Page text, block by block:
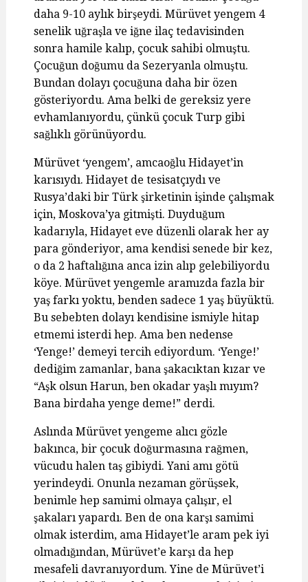
daha 9-10 aylık birşeydi. Mürüvet yengem 4
senelik uğraşla ve iğne ilaç tedavisinden
sonra hamile kalıp, çocuk sahibi olmuştu.
Çocuğun doğumu da Sezeryanla olmuştu.
Bundan dolayı çocuğuna daha bir özen
gösteriyordu. Ama belki de gereksiz yere
evhamlanıyordu, çünkü çocuk Turp gibi
sağlıklı görünüyordu.
Mürüvet ‘yengem’, amcaoğlu Hidayet’in
karısıydı. Hidayet de tesisatçıydı ve
Rusya’daki bir Türk şirketinin işinde çalışmak
için, Moskova’ya gitmişti. Duyduğum
kadarıyla, Hidayet eve düzenli olarak her ay
para gönderiyor, ama kendisi senede bir kez,
o da 2 haftalığına anca izin alıp gelebiliyordu
köye. Mürüvet yengemle aramızda fazla bir
yaş farkı yoktu, benden sadece 1 yaş büyüktü.
Bu sebebten dolayı kendisine ismiyle hitap
etmemi isterdi hep. Ama ben nedense
‘Yenge!’ demeyi tercih ediyordum. ‘Yenge!’
dediğim zamanlar, bana şakacıktan kızar ve
“Aşk olsun Harun, ben okadar yaşlı mıyım?
Bana birdaha yenge deme!” derdi.
Aslında Mürüvet yengeme alıcı gözle
bakınca, bir çocuk doğurmasına rağmen,
vücudu halen taş gibiydi. Yani amı götü
yerindeydi. Onunla nezaman görüşsek,
benimle hep samimi olmaya çalışır, el
şakaları yapardı. Ben de ona karşı samimi
olmak isterdim, ama Hidayet’le aram pek iyi
olmadığından, Mürüvet’e karşı da hep
mesafeli davranıyordum. Yine de Mürüvet’i